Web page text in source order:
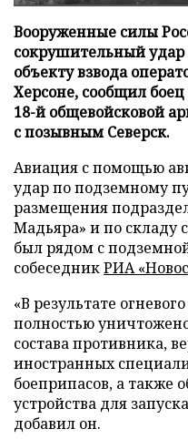
Вооруженные силы
сокрушительный
объекту взвода
Херсоне, сообщил
18-й общевойсковой
с позывным Северск.
Авиация с помощью
удар по подземному
размещения
Мадьяра» и по складу
был рядом с
собеседникРИА
«В результате
полностью
состава противника,
иностранных
боеприпасов, а также
устройства для
добавил он.